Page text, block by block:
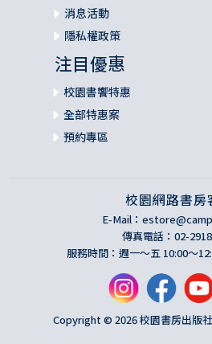
消息活動
隱私權政策
注目優惠
校園書饗特惠
全部特惠案
預約專區
校園網路書房
E-Mail：
傳真電話：02-
服務時間：週一～五 10:00～
Copyright © 2026 校園書房出版